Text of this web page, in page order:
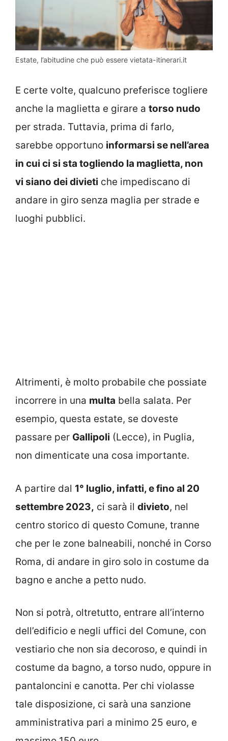
Estate, l’abitudine che può essere vietata-itinerari.it
E certe volte, qualcuno preferisce togliere
anche la maglietta e girare a torso nudo
per strada. Tuttavia, prima di farlo,
sarebbe opportuno informarsi se nell’area
in cui ci si sta togliendo la maglietta, non
vi siano dei divieti che impediscano di
andare in giro senza maglia per strade e
luoghi pubblici.
Altrimenti, è molto probabile che possiate
incorrere in una multa bella salata. Per
esempio, questa estate, se doveste
passare per Gallipoli (Lecce), in Puglia,
non dimenticate una cosa importante.
A partire dal 1° luglio, infatti, e fino al 20
settembre 2023, ci sarà il divieto, nel
centro storico di questo Comune, tranne
che per le zone balneabili, nonché in Corso
Roma, di andare in giro solo in costume da
bagno e anche a petto nudo.
Non si potrà, oltretutto, entrare all’interno
dell’edificio e negli uffici del Comune, con
vestiario che non sia decoroso, e quindi in
costume da bagno, a torso nudo, oppure in
pantaloncini e canotta. Per chi violasse
tale disposizione, ci sarà una sanzione
amministrativa pari a minimo 25 euro, e